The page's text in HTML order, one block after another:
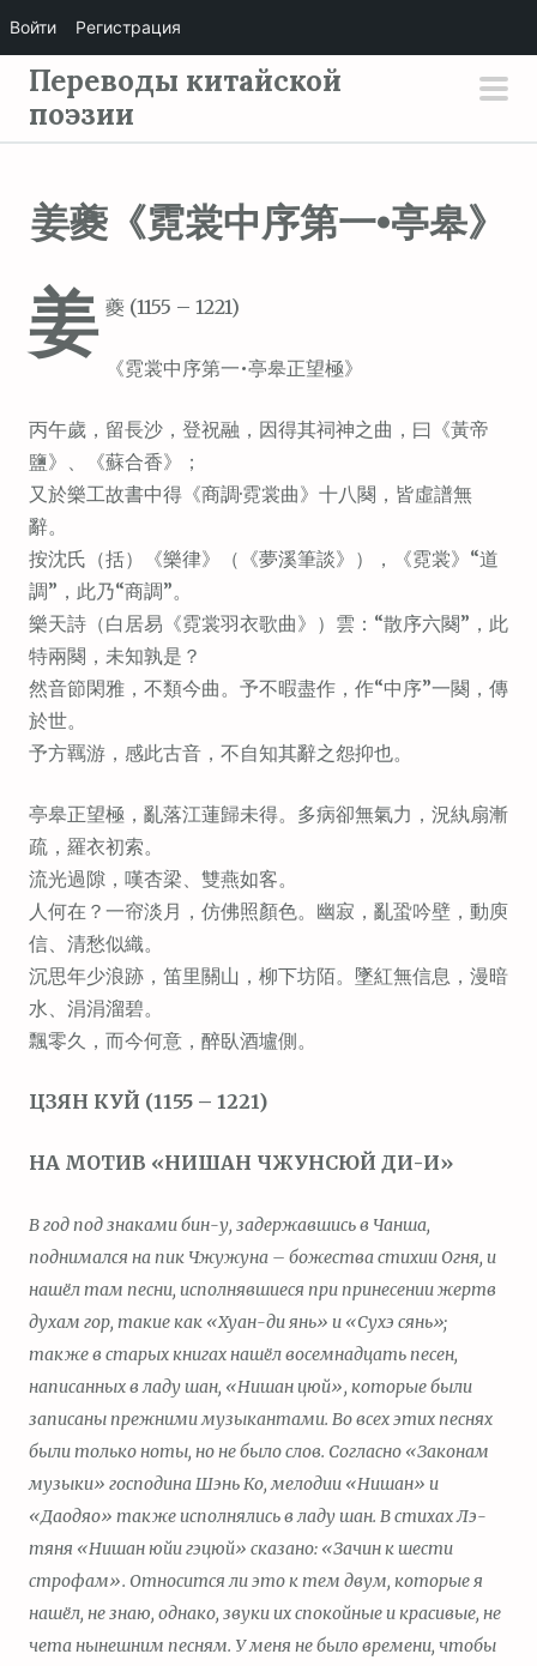
р
Переводы китайской
поэзии
姜夔《霓裳中序第一•亭皋》
姜 夔 (1155 – 1221)
《霓裳中序第一•亭皋正望極》
丙午歲，留長沙，登祝融，因得其祠神之曲，曰《黃帝
鹽》、《蘇合香》；
又於樂工故書中得《商調·霓裳曲》十八闋，皆虛譜無
辭。
按沈氏（括）《樂律》（《夢溪筆談》），《霓裳》“道
調”，此乃“商調”。
樂天詩（白居易《霓裳羽衣歌曲》）雲：“散序六闋”，此
特兩闋，未知孰是？
然音節閑雅，不類今曲。予不暇盡作，作“中序”一闋，傳
於世。
予方羈游，感此古音，不自知其辭之怨抑也。
亭皋正望極，亂落江蓮歸未得。多病卻無氣力，況紈扇漸
疏，羅衣初索。
流光過隙，嘆杏梁、雙燕如客。
人何在？一帘淡月，仿佛照顏色。幽寂，亂蛩吟壁，動庾
信、清愁似織。
沉思年少浪跡，笛里關山，柳下坊陌。墜紅無信息，漫暗
水、涓涓溜碧。
飄零久，而今何意，醉臥酒壚側。
ЦЗЯН КУЙ (1155 – 1221)
НА МОТИВ «НИШАН ЧЖУНСЮЙ ДИ-И»
В год под знаками бин-у, задержавшись в Чанша,
поднимался на пик Чжужуна – божества стихии Огня, и
нашёл там песни, исполнявшиеся при принесении жертв
духам гор, такие как «Хуан-ди янь» и «Сухэ сянь»;
также в старых книгах нашёл восемнадцать песен,
написанных в ладу шан, «Нишан цюй», которые были
записаны прежними музыкантами. Во всех этих песнях
были только ноты, но не было слов. Согласно «Законам
музыки» господина Шэнь Ко, мелодии «Нишан» и
«Даодяо» также исполнялись в ладу шан. В стихах Лэ-
тяня «Нишан юйи гэцюй» сказано: «Зачин к шести
строфам». Относится ли это к тем двум, которые я
нашёл, не знаю, однако, звуки их спокойные и красивые, не
чета нынешним песням. У меня не было времени, чтобы
Войти Регистрация